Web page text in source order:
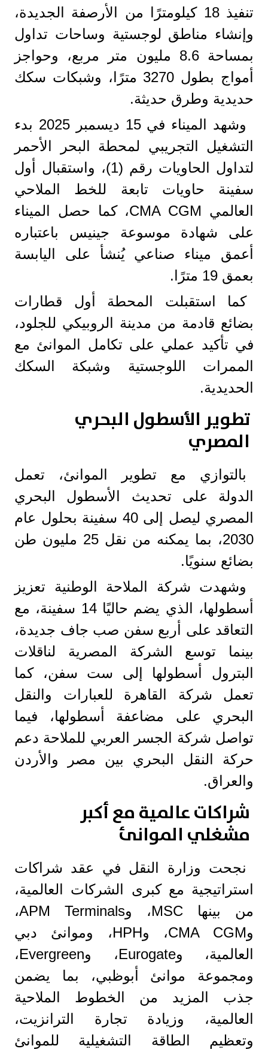
تنفيذ 18 كيلومترًا من الأرصفة الجديدة،
وإنشاء مناطق لوجستية وساحات تداول
بمساحة 8.6 مليون متر مربع، وحواجز
أمواج بطول 3270 مترًا، وشبكات سكك
حديدية وطرق حديثة.
وشهد الميناء في 15 ديسمبر 2025 بدء
التشغيل التجريبي لمحطة البحر الأحمر
لتداول الحاويات رقم (1)، واستقبال أول
سفينة حاويات تابعة للخط الملاحي
العالمي CMA CGM، كما حصل الميناء
على شهادة موسوعة جينيس باعتباره
أعمق ميناء صناعي يُنشأ على اليابسة
بعمق 19 مترًا.
كما استقبلت المحطة أول قطارات
بضائع قادمة من مدينة الروبيكي للجلود،
في تأكيد عملي على تكامل الموانئ مع
الممرات اللوجستية وشبكة السكك
الحديدية.
تطوير الأسطول البحري
المصري
بالتوازي مع تطوير الموانئ، تعمل
الدولة على تحديث الأسطول البحري
المصري ليصل إلى 40 سفينة بحلول عام
2030، بما يمكنه من نقل 25 مليون طن
بضائع سنويًا.
وشهدت شركة الملاحة الوطنية تعزيز
أسطولها، الذي يضم حاليًا 14 سفينة، مع
التعاقد على أربع سفن صب جاف جديدة،
بينما توسع الشركة المصرية لناقلات
البترول أسطولها إلى ست سفن، كما
تعمل شركة القاهرة للعبارات والنقل
البحري على مضاعفة أسطولها، فيما
تواصل شركة الجسر العربي للملاحة دعم
حركة النقل البحري بين مصر والأردن
والعراق.
شراكات عالمية مع أكبر
مشغلي الموانئ
نجحت وزارة النقل في عقد شراكات
استراتيجية مع كبرى الشركات العالمية،
من بينها MSC، وAPM Terminals،
وCMA CGM، وHPH، وموانئ دبي
العالمية، وEurogate، وEvergreen،
ومجموعة موانئ أبوظبي، بما يضمن
جذب المزيد من الخطوط الملاحية
العالمية، وزيادة تجارة الترانزيت،
وتعظيم الطاقة التشغيلية للموانئ